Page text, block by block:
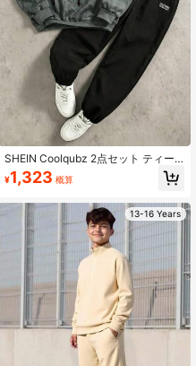
SHEIN Coolqubz 2点セット ティー
ンボーイズ ファッション ホワイトス
ウェットシャツとダークグリーンロ
ックプリント、クールなストリート
ウェアスタイル、柔らかく快適な生
地、着脱簡単、春秋に適し、学校や
外出に万能、必須の2ピースセット
¥1,323 概算
13-16 Years